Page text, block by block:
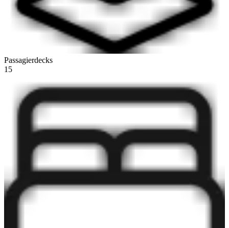
Passagierdecks
15